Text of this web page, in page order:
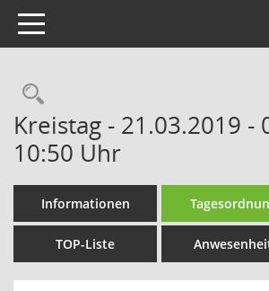
Toggle navigation
Rechercheauswahl
Kreistag - 21.03.2019 -
10:50 Uhr
Informationen
TOP-Liste